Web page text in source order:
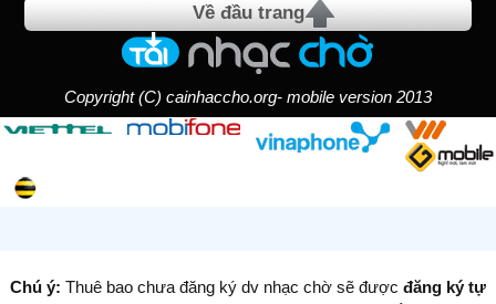
Về đầu trang
Copyright (C) cainhaccho.org- mobile version 2013
Chú ý: Thuê bao chưa đăng ký dv nhạc chờ sẽ được đăng ký tự